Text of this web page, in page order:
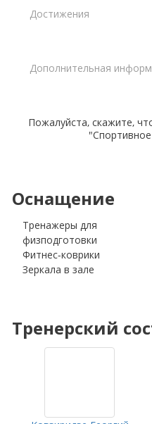
Достижения
Дополнительная
Пожалуйста, скажите,
Оснащение
Тренажеры для
физподготовки
Фитнес-коврики
Зеркала в зале
Тренерский